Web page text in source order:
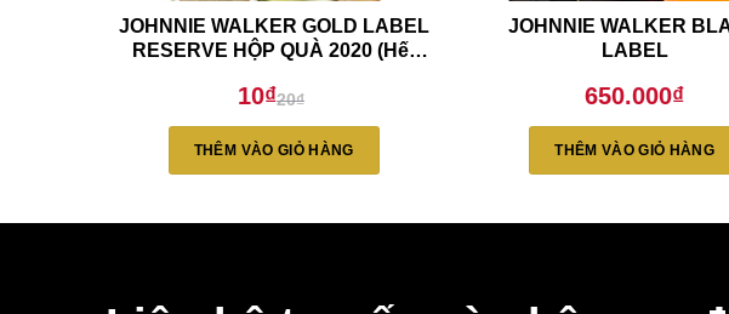
JOHNNIE WALKER GOLD LABEL
RESERVE HỘP QUÀ 2020 (Hết
20₫
gốc
là:
10₫
hiện
tại
THÊM VÀO GIỎ HÀNG
JOHNNIE WALKER
LABEL
650.000₫
THÊM VÀO GIỎ HÀNG